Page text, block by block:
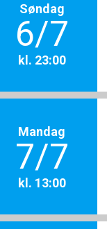
Søndag
6/7
kl. 23:00
Mandag
7/7
kl. 13:00